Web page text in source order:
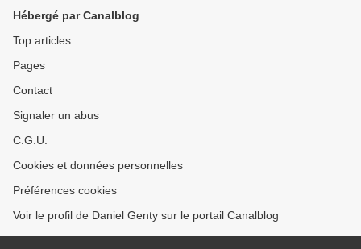
Hébergé par Canalblog
Top articles
Pages
Contact
Signaler un abus
C.G.U.
Cookies et données personnelles
Préférences cookies
Voir le profil de Daniel Genty sur le portail Canalblog